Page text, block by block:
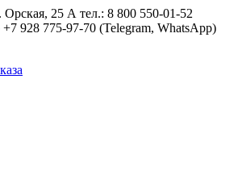
Орская, 25 А тел.: 8 800 550-01-52
928 775-97-70 (Telegram, WhatsApp)